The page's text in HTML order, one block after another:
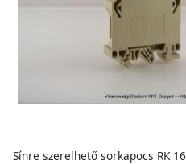
Sínre szerelhető sorkapocs RK 16